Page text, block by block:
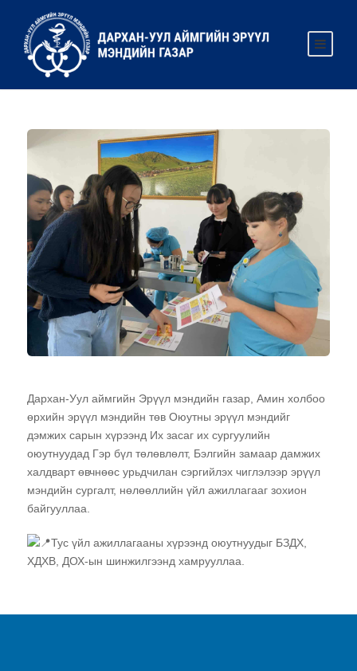
Дархан-Уул аймгийн Эрүүл мэндийн газар, Амин холбоо
өрхийн эрүүл мэндийн төв Оюутны эрүүл мэндийг
дэмжих сарын хүрээнд Их засаг их сургуулийн
оюутнуудад Гэр бүл төлөвлөлт, Бэлгийн замаар дамжих
халдварт өвчнөөс урьдчилан сэргийлэх чиглэлээр эрүүл
мэндийн сургалт, нөлөөллийн үйл ажиллагааг зохион
байгууллаа.
Тус үйл ажиллагааны хүрээнд оюутнуудыг БЗДХ,
ХДХВ, ДОХ-ын шинжилгээнд хамрууллаа.